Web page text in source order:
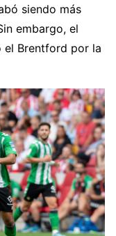
siendo más
embargo, el
el Brentford por la